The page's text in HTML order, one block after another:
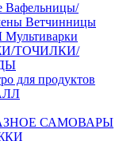
Вафельницы/
Ветчинницы
Мультиварки
ТОЧИЛКИ/
для продуктов
САМОВАРЫ